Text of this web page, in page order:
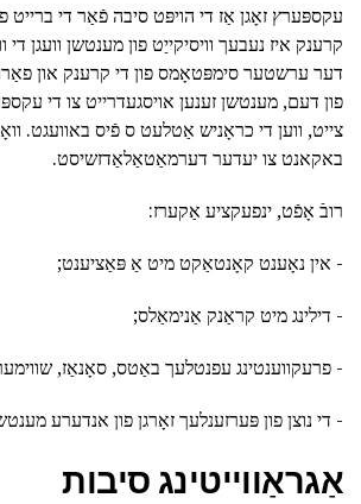
עקספּערץ זאָגן אַז די הויפּט סיבה פֿאַר די ברייט
קרענק איז נעבעך וויסיקייַט פון מענטשן וועגן די
דער ערשטער סימפּטאָמס פון די קרענק און
פון דעם, מענטשן זענען אויסגעדרייט צו די
צייט, ווען די כראָניש אַטלעט ס פֿיס באוועגט.
באקאנט צו יעדער דערמאַטאַלאַדזשיסט.
רובֿ אָפֿט, ינפעקציע אַקערז:
- אין נאָענט קאָנטאַקט מיט אַ פּאַציענט;
- דילינג מיט קראַנק אַנימאַלס;
- פרעקווענטינג עפנטלעך באַטס, סאָנאַז,
- די נוצן פון פּערזענלעך זאָרגן פון אנדערע
אַגראַווייטינג סיבות